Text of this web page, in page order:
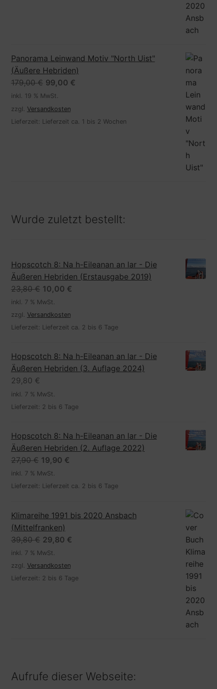
Panorama Leinwand Motiv "North Uist"
(Äußere Hebriden)
179,00€ Ursprünglicher
Preis
war:
179,00 €
99,00 €Aktueller
99,00 €.
inkl. 19 % MwSt.
zzgl. Versandkosten
Lieferzeit: Lieferzeit ca. 1 bis 2 Wochen
Wurde zuletzt bestellt:
Hopscotch 8: Na h-Eileanan an lar - Die
Äußeren Hebriden (Erstausgabe 2019)
23,80€ Ursprünglicher
Preis
war:
23,80 €
10,00 €Aktueller
10,00 €.
inkl. 7 % MwSt.
zzgl. Versandkosten
Lieferzeit: Lieferzeit ca. 2 bis 6 Tage
Hopscotch 8: Na h-Eileanan an lar - Die
Äußeren Hebriden (3. Auflage 2024)
29,80 €
inkl. 7 % MwSt.
Lieferzeit: 2 bis 6 Tage
Hopscotch 8: Na h-Eileanan an lar - Die
Äußeren Hebriden (2. Auflage 2022)
27,90€ Ursprünglicher
Preis
war:
19,90 €Aktueller
ist:
inkl. 7 % MwSt.
Lieferzeit: Lieferzeit ca. 2 bis 6 Tage
Klimareihe 1991 bis 2020 Ansbach
(Mittelfranken)
39,80€ Ursprünglicher
Preis
war:
39,80 €
29,80 €Aktueller
29,80 €.
inkl. 7 % MwSt.
zzgl. Versandkosten
Lieferzeit: 2 bis 6 Tage
Aufrufe dieser Webseite: